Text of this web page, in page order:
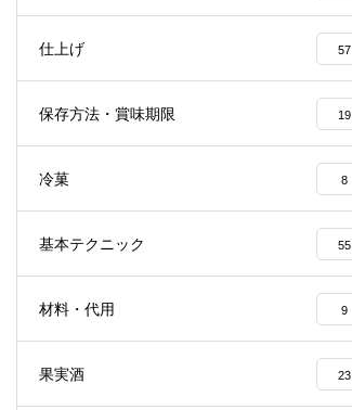
仕上げ 57
保存方法・賞味期限 19
冷菓 8
基本テクニック 55
材料・代用 9
果実酒 23